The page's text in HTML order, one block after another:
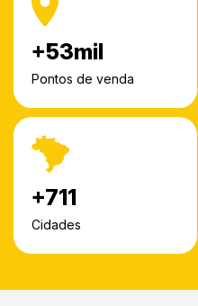
+55mil
Pontos de venda
+736
Cidades